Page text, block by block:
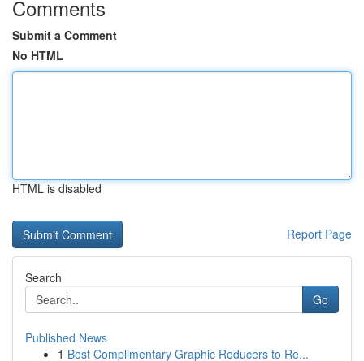
Comments
Submit a Comment
No HTML
HTML is disabled
Report Page
Search
Go
Published News
1 Best Complimentary Graphic Reducers to Re...